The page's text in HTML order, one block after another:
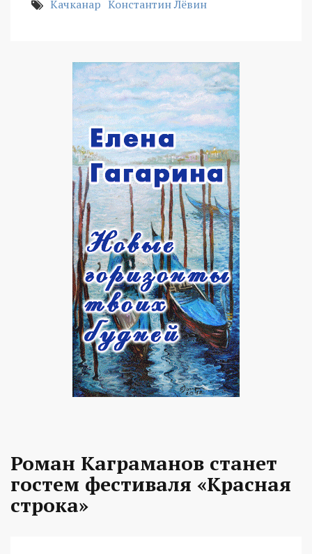
Качканар Константин Лёвин
Роман Каграманов станет
гостем фестиваля «Красная
строка»